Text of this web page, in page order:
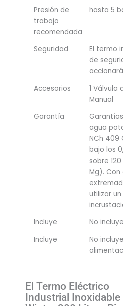
Presión de
trabajo
recomendada
hasta 5
Seguridad
El termo
de
Accesorios
1 Válvula
Manual
Garantía
agua
NCh 409
bajo los
sobre
Mg). Con
utilizar
Incluye
No
Incluye
No
El Termo Eléctrico
Industrial Inoxidable